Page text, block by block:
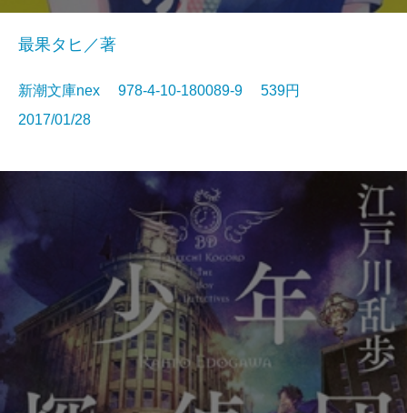
最果タヒ／著
新潮文庫nex 978-4-10-180089-9 539円
2017/01/28